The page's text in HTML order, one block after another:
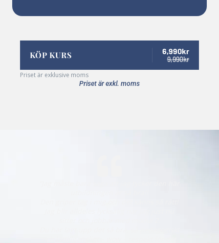
KÖP KURS 6,990kr
9,990kr
Priset är exklusive moms
Priset är exkl. moms